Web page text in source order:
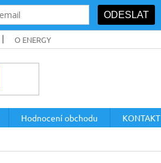
O ENERGY
Hodnocení obchodu
KONTAKT